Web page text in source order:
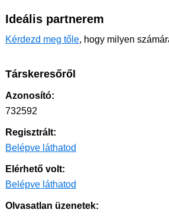
Ideális partnerem
Kérdezd meg tőle, hogy milyen
Társkeresőről
Azonosító:
732592
Regisztrált:
Belépve láthatod
Elérhető volt:
Belépve láthatod
Olvasatlan üzenetek: